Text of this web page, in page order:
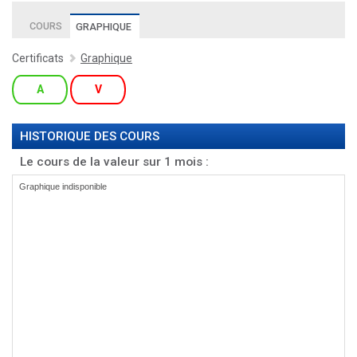
COURS GRAPHIQUE
Certificats Graphique
A V
HISTORIQUE DES COURS
Le cours de la valeur sur 1 mois :